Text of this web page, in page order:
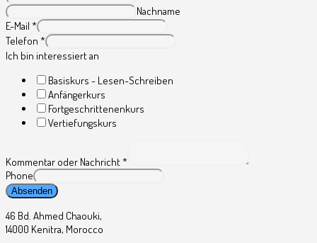
Nachname
E-Mail *
Telefon *
Ich bin interessiert an
Basiskurs - Lesen-Schreiben
Anfängerkurs
Fortgeschrittenenkurs
Vertiefungskurs
Kommentar oder Nachricht*
Phone
Absenden
46 Bd. Ahmed Chaouki,
14000 Kenitra, Morocco